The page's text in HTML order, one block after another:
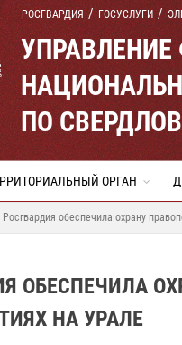
РОСГВАРДИЯ ГОСУСЛУГИ
ПО
ОРГАН
Росгвардия обеспечила охрану
ОБЕСПЕЧИЛА
НА УРАЛЕ